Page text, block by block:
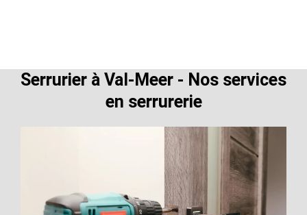
Serrurier à Val-Meer - Nos services
en serrurerie